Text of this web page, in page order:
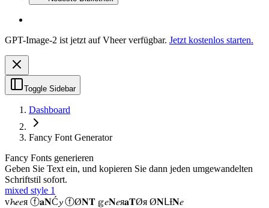
GPT-Image-2 ist jetzt auf Vheer verfügbar. Jetzt kostenlos starten.
Toggle Sidebar
Dashboard
Fancy Font Generator
Fancy Fonts generieren
Geben Sie Text ein, und kopieren Sie dann jeden umgewandelten
Schriftstil sofort.
mixed style 1
v𝓱𝑒𝑒я ⓕ𝐚𝐍Ć𝔂 ⓕØ𝐍𝐓 𝕘𝑒𝐍𝑒я𝐚𝐓Øя Ø𝐍ᒪƗ𝐍𝑒